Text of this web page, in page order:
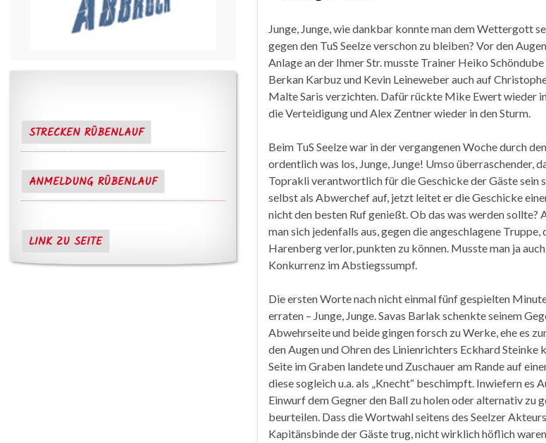
STRECKEN RÜBENLAUF
ANMELDUNG RÜBENLAUF
LINK ZU SEITE
Junge, Junge, wie dankbar konnte man dem Wettergott
gegen den TuS Seelze verschon zu bleiben? Vor den
Anlage an der Ihmer Str. musste Trainer Heiko
Berkan Karbuz und Kevin Leineweber auch auf
Malte Saris verzichten. Dafür rückte Mike Ewert wieder
die Verteidigung und Alex Zentner wieder in den Sturm.
Beim TuS Seelze war in der vergangenen Woche durch
ordentlich was los, Junge, Junge! Umso überraschender,
Toprakli verantwortlich für die Geschicke der Gäste sein
selbst als Abwerchef auf, jetzt leitet er die Geschicke
nicht den besten Ruf genießt. Ob das was werden sollte?
man sich jedenfalls aus, gegen die angeschlagene
Harenberg verlor, punkten zu können. Musste man ja
Konkurrenz im Abstiegssumpf.
Die ersten Worte nach nicht einmal fünf gespielten
erraten – Junge, Junge. Savas Barlak schenkte seinem
Abwehrseite und beide gingen forsch zu Werke, ehe es
den Augen und Ohren des Linienrichters Eckhard Steinke
Seite im Graben landete und Zuschauer am Rande auf
diese sogleich u.a. als „Knecht“ beschimpft. Inwiefern es
Einwurf dem Gegner den Ball zu holen oder alternativ zu
beurteilen. Dass die Wortwahl seitens des Seelzer
Kapitänsbinde der Gäste trug, nicht wirklich höflich